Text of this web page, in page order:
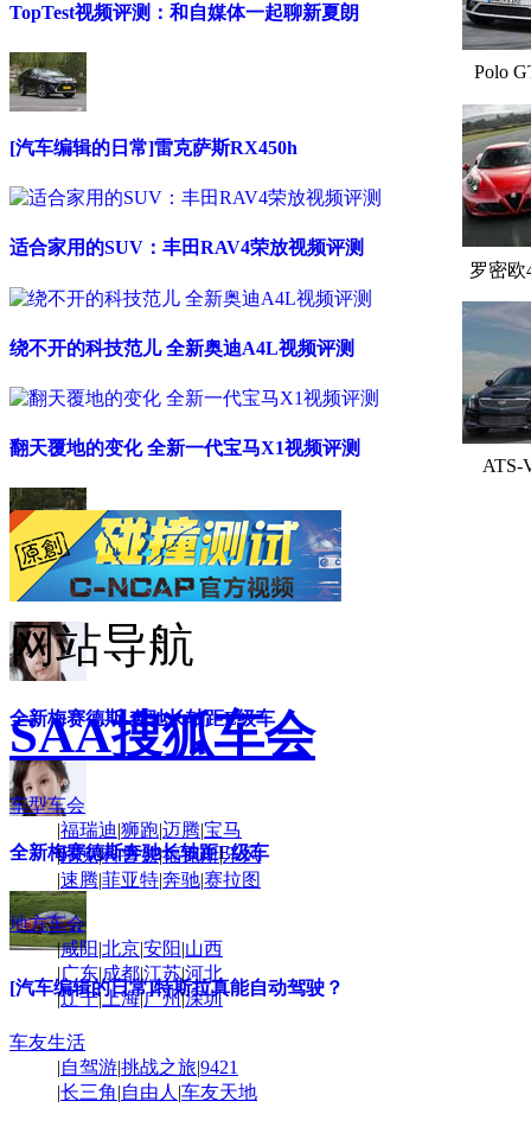
TopTest视频评测：和自媒体一起聊新夏朗
[汽车编辑的日常]雷克萨斯RX450h
适合家用的SUV：丰田RAV4荣放视频评测
绕不开的科技范儿 全新奥迪A4L视频评测
翻天覆地的变化 全新一代宝马X1视频评测
[汽车编辑的日常]雷克萨斯GS450h体验
全新梅赛德斯-奔驰长轴距E级车
全新梅赛德斯奔驰长轴距E级车
[汽车编辑的日常]特斯拉真能自动驾驶？
Polo
罗密欧
ATS-
网站导航
SAA搜狐车会
车型车会
|福瑞迪|狮跑|迈腾|宝马
|别克|科鲁兹|福克斯|乐风
|速腾|菲亚特|奔驰|赛拉图
地方车会
|咸阳|北京|安阳|山西
|广东|成都|江苏|河北
|辽宁|上海|广州|深圳
车友生活
|自驾游|挑战之旅|9421
|长三角|自由人 |车友天地